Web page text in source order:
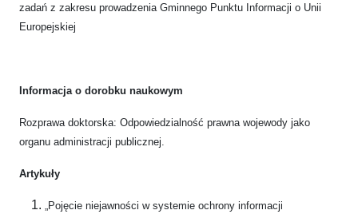
zadań z zakresu prowadzenia Gminnego Punktu Informacji o Unii
Europejskiej
Informacja o dorobku naukowym
Rozprawa doktorska: Odpowiedzialność prawna wojewody jako
organu administracji publicznej.
Artykuły
„Pojęcie niejawności w systemie ochrony informacji